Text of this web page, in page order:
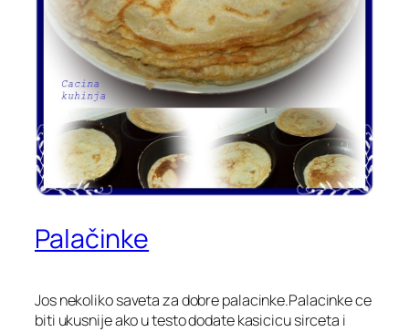
Palačinke
Jos nekoliko saveta za dobre palacinke.Palacinke ce
biti ukusnije ako u testo dodate kasicicu sirceta i